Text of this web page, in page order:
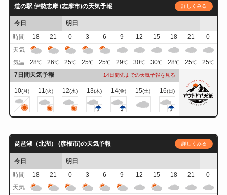
道の駅 伊勢志摩 (志摩市)の天気予報 詳しくみる
今日
明日
時間
18 21 0 3 6 9 12 15 18 21
0
天気
気温 28℃ 26℃ 25℃ 25℃ 25℃ 29℃ 30℃ 30℃ 28℃ 25℃ 25℃
7日間天気予報 14日間先までの天気予報を見る
10(月) 11(火) 12(水) 13(木) 14(金) 15(土) 16(日)
琵琶湖（北湖） (彦根市)の天気予報 詳しくみる
今日
明日
時間
18 21 0 3 6 9 12 15 18 21
0
天気